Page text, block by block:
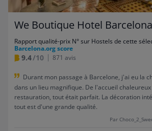
We Boutique Hotel Barcelona
Rapport qualité-prix N° sur Hostels de cette
Barcelona.org score
9.4/10 871 avis
Durant mon passage à Barcelone, j'ai eu la
dans un lieu magnifique. De l'accueil
restauration, tout était parfait. La décoration
tout est d'une grande qualité.
Par